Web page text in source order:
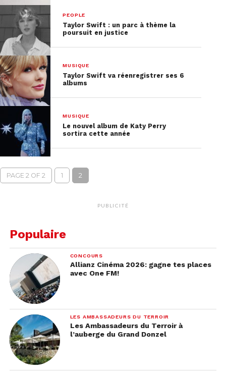
PEOPLE
Taylor Swift : un parc à thème la
poursuit en justice
MUSIQUE
Taylor Swift va réenregistrer ses 6
albums
MUSIQUE
Le nouvel album de Katy Perry
sortira cette année
PAGE 2 OF 2 1 2
PUBLICITÉ
Populaire
CONCOURS
Allianz Cinéma 2026: gagne tes places
avec One FM!
LES AMBASSADEURS DU TERROIR
Les Ambassadeurs du Terroir à
l’auberge du Grand Donzel